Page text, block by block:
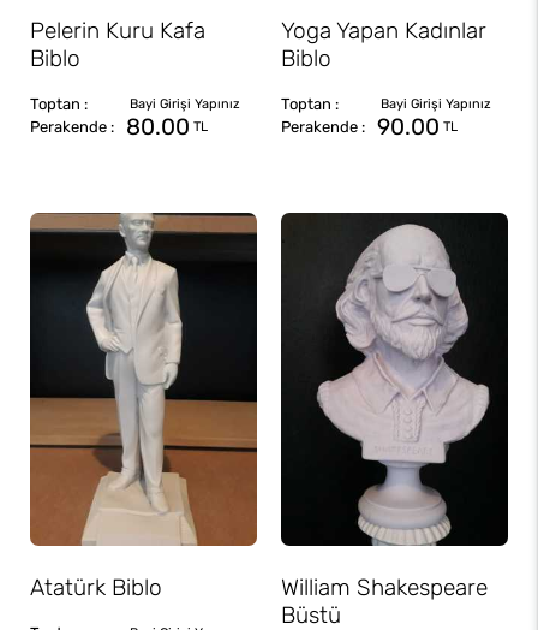
Pelerin Kuru Kafa
Biblo
80.00 TL
Yoga Yapan Kadınlar
Biblo
90.00 TL
Atatürk Biblo
William Shakespeare
Büstü